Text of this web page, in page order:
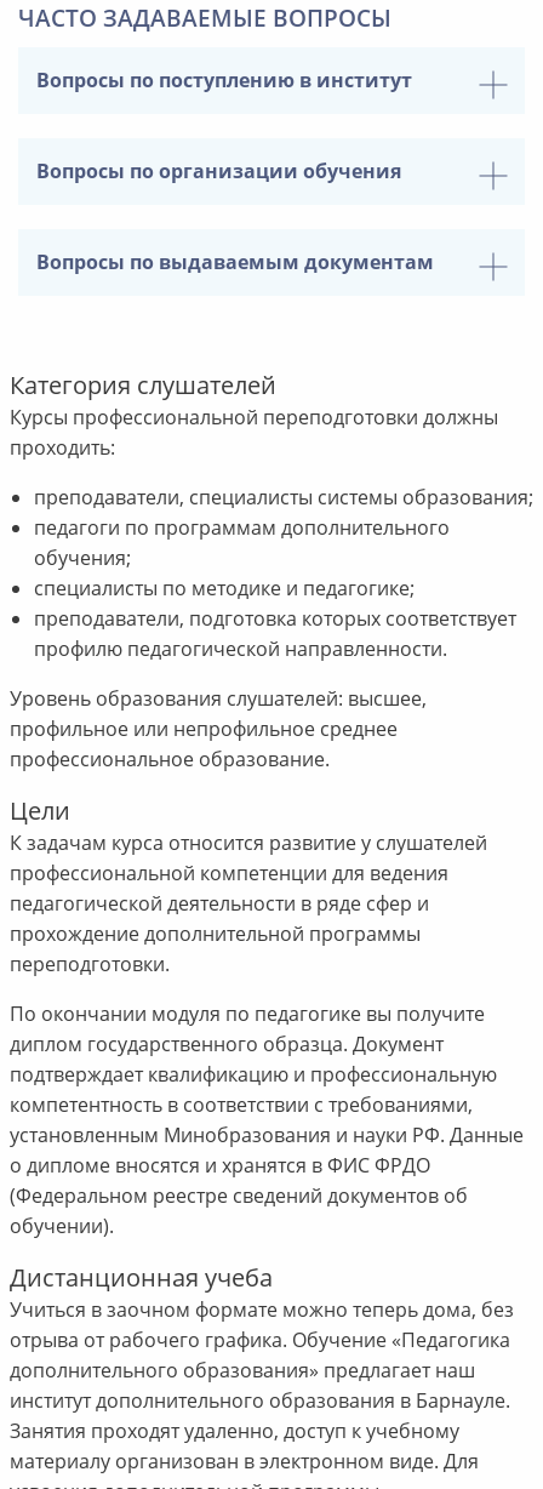
ЧАСТО ЗАДАВАЕМЫЕ ВОПРОСЫ
Вопросы по поступлению в институт
Вопросы по организации обучения
Вопросы по выдаваемым документам
Категория слушателей
Курсы профессиональной переподготовки должны
проходить:
преподаватели, специалисты системы образования;
педагоги по программам дополнительного
обучения;
специалисты по методике и педагогике;
преподаватели, подготовка которых соответствует
профилю педагогической направленности.
Уровень образования слушателей: высшее,
профильное или непрофильное среднее
профессиональное образование.
Цели
К задачам курса относится развитие у слушателей
профессиональной компетенции для ведения
педагогической деятельности в ряде сфер и
прохождение дополнительной программы
переподготовки.
По окончании модуля по педагогике вы получите
диплом государственного образца. Документ
подтверждает квалификацию и профессиональную
компетентность в соответствии с требованиями,
установленным Минобразования и науки РФ. Данные
о дипломе вносятся и хранятся в ФИС ФРДО
(Федеральном реестре сведений документов об
обучении).
Дистанционная учеба
Учиться в заочном формате можно теперь дома, без
отрыва от рабочего графика. Обучение «Педагогика
дополнительного образования» предлагает наш
институт дополнительного образования в Барнауле.
Занятия проходят удаленно, доступ к учебному
материалу организован в электронном виде. Для